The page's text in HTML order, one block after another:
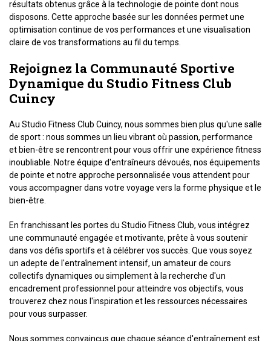
résultats obtenus grâce à la technologie de pointe dont nous
disposons. Cette approche basée sur les données permet une
optimisation continue de vos performances et une visualisation
claire de vos transformations au fil du temps.
Rejoignez la Communauté Sportive
Dynamique du Studio Fitness Club
Cuincy
Au Studio Fitness Club Cuincy, nous sommes bien plus qu'une salle
de sport : nous sommes un lieu vibrant où passion, performance
et bien-être se rencontrent pour vous offrir une expérience fitness
inoubliable. Notre équipe d'entraîneurs dévoués, nos équipements
de pointe et notre approche personnalisée vous attendent pour
vous accompagner dans votre voyage vers la forme physique et le
bien-être.
En franchissant les portes du Studio Fitness Club, vous intégrez
une communauté engagée et motivante, prête à vous soutenir
dans vos défis sportifs et à célébrer vos succès. Que vous soyez
un adepte de l'entraînement intensif, un amateur de cours
collectifs dynamiques ou simplement à la recherche d'un
encadrement professionnel pour atteindre vos objectifs, vous
trouverez chez nous l'inspiration et les ressources nécessaires
pour vous surpasser.
Nous sommes convaincus que chaque séance d'entraînement est